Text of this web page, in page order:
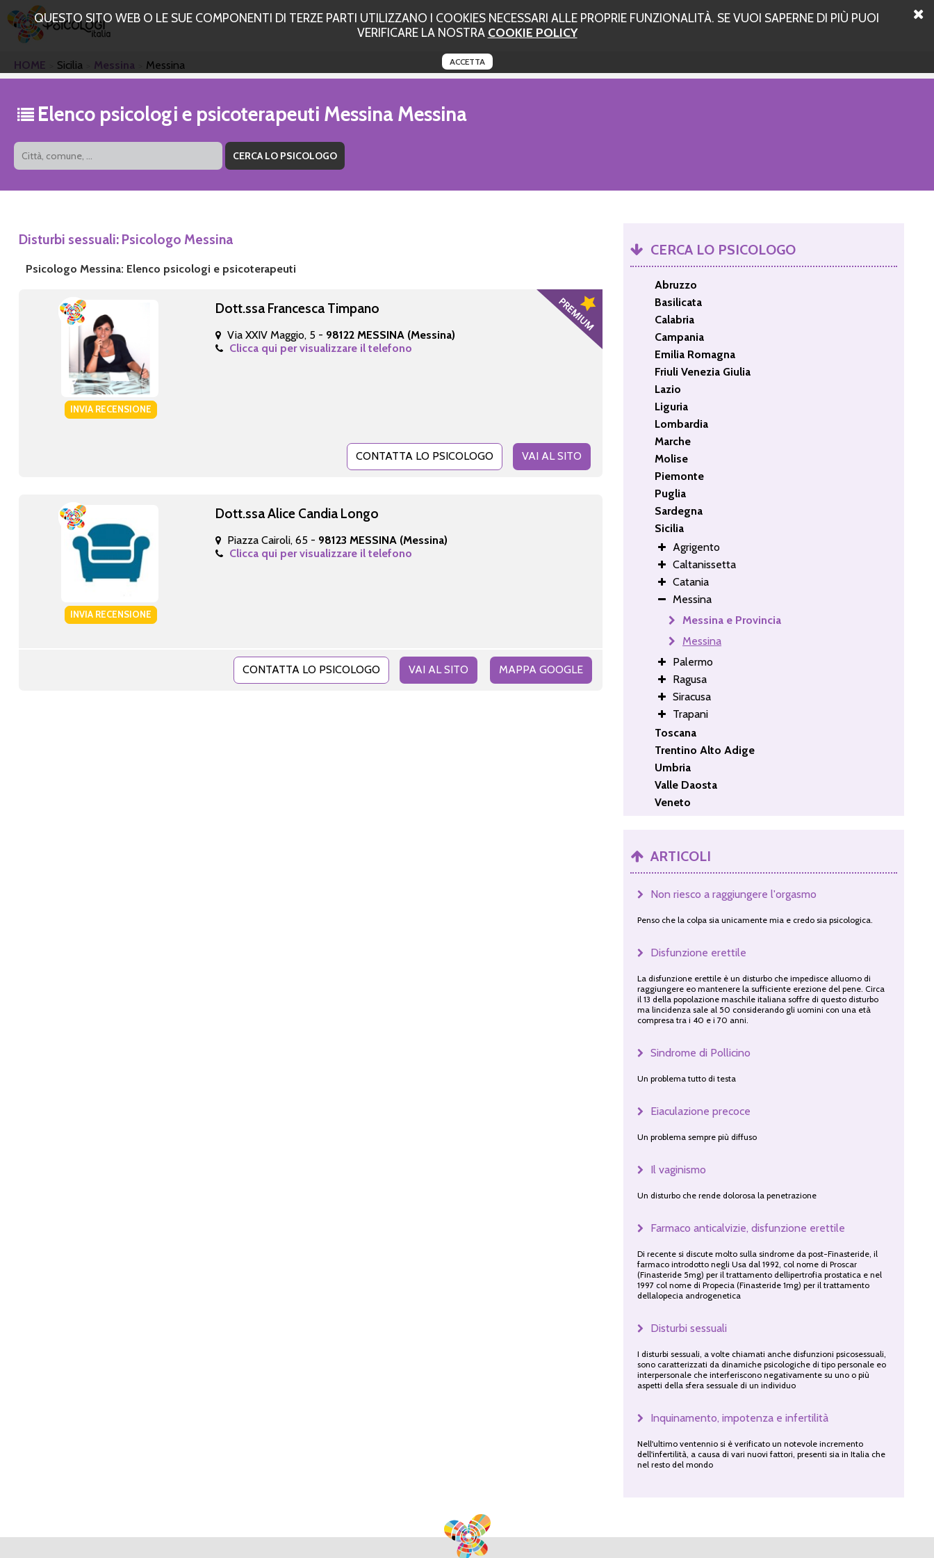
QUESTO SITO WEB O LE SUE COMPONENTI DI TERZE PARTI UTILIZZANO I COOKIES NECESSARI ALLE PROPRIE FUNZIONALITÀ. SE VUOI SAPERNE DI PIÙ PUOI
VERIFICARE LA NOSTRA COOKIE POLICY
ACCETTA
HOME Sicilia Messina Messina
Elenco psicologi e psicoterapeuti Messina Messina
Disturbi sessuali: Psicologo Messina
Psicologo Messina: Elenco psicologi e psicoterapeuti
INVIA RECENSIONE
Dott.ssa Francesca Timpano
Via XXIV Maggio, 5 - 98122 MESSINA (Messina)
Clicca qui per visualizzare il telefono
CONTATTA LO PSICOLOGO VAI AL SITO
INVIA RECENSIONE
Dott.ssa Alice Candia Longo
Piazza Cairoli, 65 - 98123 MESSINA (Messina)
Clicca qui per visualizzare il telefono
MAPPA GOOGLE
CONTATTA LO PSICOLOGO VAI AL SITO
CERCA LO PSICOLOGO
Abruzzo
Basilicata
Calabria
Campania
Emilia Romagna
Friuli Venezia Giulia
Lazio
Liguria
Lombardia
Marche
Molise
Piemonte
Puglia
Sardegna
Sicilia
Agrigento
Caltanissetta
Catania
Messina
Messina e Provincia
Messina
Palermo
Ragusa
Siracusa
Trapani
Toscana
Trentino Alto Adige
Umbria
Valle Daosta
Veneto
ARTICOLI
Non riesco a raggiungere l'orgasmo
Penso che la colpa sia unicamente mia e credo sia psicologica.
Disfunzione erettile
La disfunzione erettile è un disturbo che impedisce alluomo di
raggiungere eo mantenere la sufficiente erezione del pene. Circa
il 13 della popolazione maschile italiana soffre di questo disturbo
ma lincidenza sale al 50 considerando gli uomini con una età
compresa tra i 40 e i 70 anni.
Sindrome di Pollicino
Un problema tutto di testa
Eiaculazione precoce
Un problema sempre più diffuso
Il vaginismo
Un disturbo che rende dolorosa la penetrazione
Farmaco anticalvizie, disfunzione erettile
Di recente si discute molto sulla sindrome da post-Finasteride, il
farmaco introdotto negli Usa dal 1992, col nome di Proscar
(Finasteride 5mg) per il trattamento dellipertrofia prostatica e nel
1997 col nome di Propecia (Finasteride 1mg) per il trattamento
dellalopecia androgenetica
Disturbi sessuali
I disturbi sessuali, a volte chiamati anche disfunzioni psicosessuali,
sono caratterizzati da dinamiche psicologiche di tipo personale eo
interpersonale che interferiscono negativamente su uno o più
aspetti della sfera sessuale di un individuo
Inquinamento, impotenza e infertilità
Nell'ultimo ventennio si è verificato un notevole incremento
dell'infertilità, a causa di vari nuovi fattori, presenti sia in Italia che
nel resto del mondo